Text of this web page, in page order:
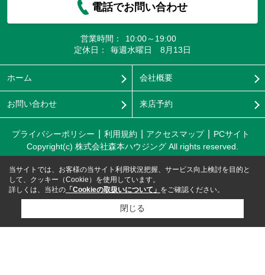
電話でお問い合わせ
営業時間：
10:00～19:00
定休日：
毎週水曜日 8月13日
ホーム 会社概要
お問い合わせ 来店予約
プライバシーポリシー 利用規約 アクセスマップ
PCサイト
Copyright(c) 株式会社森本ハウジング All rights reserved.
当サイトでは、お客様の当サイト利用状況把握、サービス向上検討を目的と
して、クッキー（Cookie）を使用しています。
詳しくは、当社の 「Cookieの取扱いについて」 をご確認ください。
閉じる